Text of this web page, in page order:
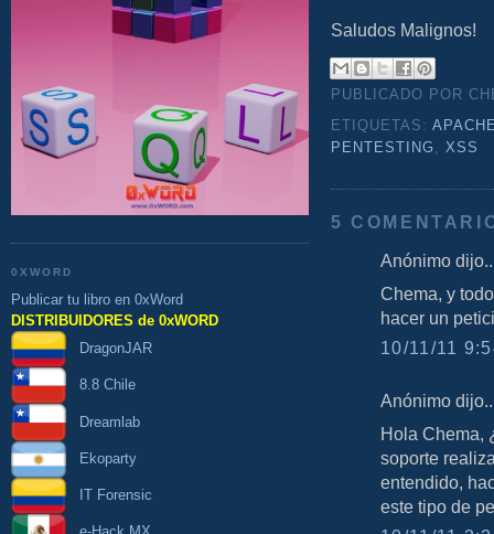
0XWORD
Publicar tu libro en 0xWord
DISTRIBUIDORES de 0xWORD
DragonJAR
8.8 Chile
Dreamlab
Ekoparty
IT Forensic
Saludos Malignos!
PUBLICADO POR
ETIQUETAS:
PENTESTING ,XSS
5
Anónimo
Chema, y
hacer un
10/11/11
Anónimo
Hola Chema,
soporte
entendido,
este tipo de